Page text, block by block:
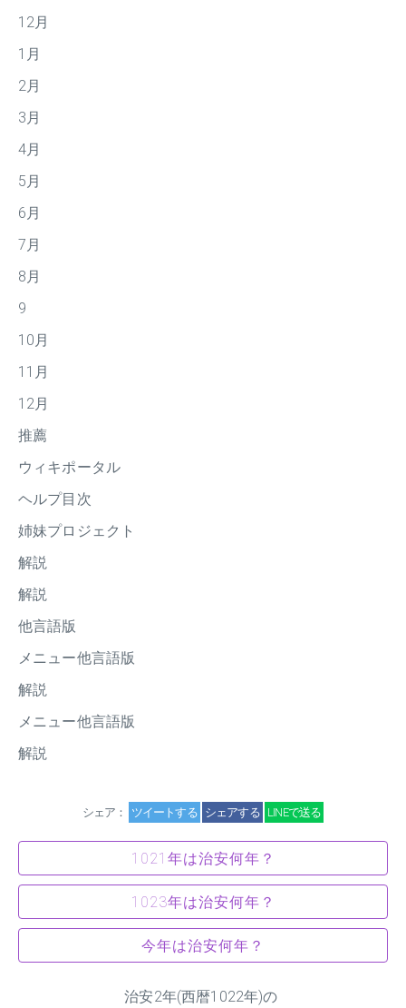
12月
1月
2月
3月
4月
5月
6月
7月
8月
9
10月
11月
12月
推薦
ウィキポータル
ヘルプ目次
姉妹プロジェクト
解説
解説
他言語版
メニュー他言語版
解説
メニュー他言語版
解説
シェア： ツイートする シェアする LINEで送る
1021年は治安何年？
1023年は治安何年？
今年は治安何年？
治安2年(西暦1022年)の